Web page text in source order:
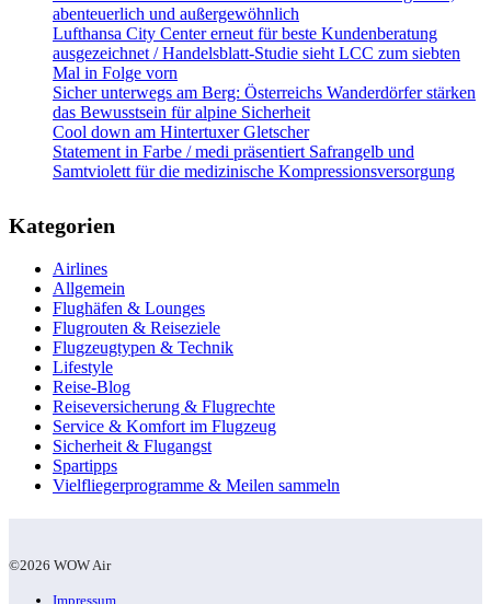
abenteuerlich und außergewöhnlich
Lufthansa City Center erneut für beste Kundenberatung
ausgezeichnet / Handelsblatt-Studie sieht LCC zum siebten
Mal in Folge vorn
Sicher unterwegs am Berg: Österreichs Wanderdörfer stärken
das Bewusstsein für alpine Sicherheit
Cool down am Hintertuxer Gletscher
Statement in Farbe / medi präsentiert Safrangelb und
Samtviolett für die medizinische Kompressionsversorgung
Kategorien
Airlines
Allgemein
Flughäfen & Lounges
Flugrouten & Reiseziele
Flugzeugtypen & Technik
Lifestyle
Reise-Blog
Reiseversicherung & Flugrechte
Service & Komfort im Flugzeug
Sicherheit & Flugangst
Spartipps
Vielfliegerprogramme & Meilen sammeln
©2026 WOW Air
Impressum